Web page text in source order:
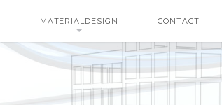
MATERIALDESIGN CONTACT